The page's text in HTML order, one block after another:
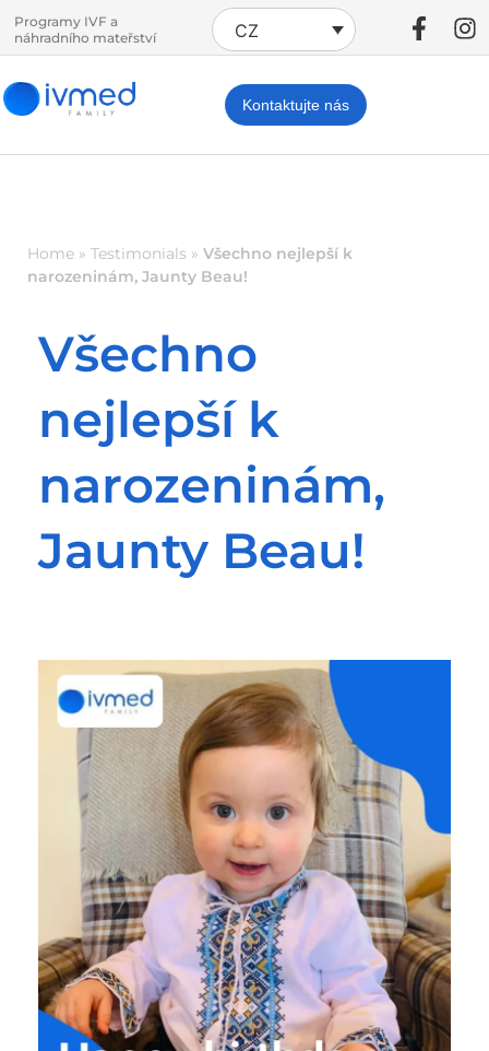
Programy IVF a
náhradního mateřství
CZ
Kontaktujte nás
Home » Testimonials » Všechno nejlepší k
narozeninám, Jaunty Beau!
Všechno
nejlepší k
narozeninám,
Jaunty Beau!